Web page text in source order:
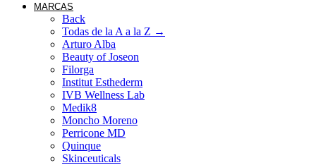
MARCAS
Back
Todas de la A a la Z →
Arturo Alba
Beauty of Joseon
Filorga
Institut Esthederm
IVB Wellness Lab
Medik8
Moncho Moreno
Perricone MD
Quinque
Skinceuticals